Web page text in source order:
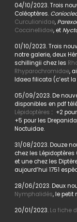
04/10/2023. Trois
Coléoptères.
Curculionidae,
Coccinellidae, et
01/10/2023. Trois
notre galerie, deux
schillingii chez les
Rhyparochromidae,
Idaea filicata (c’est
05/09/2023. De
disponibles en pdf
Lépidoptères : +2
+5 pour les
Noctuidae.
31/08/2023. Douze
chez les
et une chez les
aujourd’hui 1751
28/06/2023. Deux
Nymphalidés, le petit
20/01/2023. La fiche